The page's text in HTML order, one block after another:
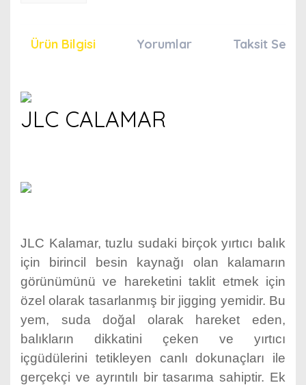
Ürün Bilgisi Yorumlar Taksit
JLC CALAMAR
JLC Kalamar, tuzlu sudaki birçok yırtıcı balık
için birincil besin kaynağı olan kalamarın
görünümünü ve hareketini taklit etmek için
özel olarak tasarlanmış bir jigging yemidir. Bu
yem, suda doğal olarak hareket eden,
balıkların dikkatini çeken ve yırtıcı
içgüdülerini tetikleyen canlı dokunaçları ile
gerçekçi ve ayrıntılı bir tasarıma sahiptir. Ek